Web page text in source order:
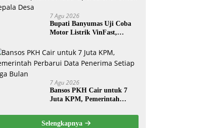
7 Agu 2026
Bupati Banyumas Uji Coba
Motor Listrik VinFast,
untuk Kepala Desa
7 Agu 2026
Bansos PKH Cair untuk 7
Juta KPM, Pemerintah
Setiap Tiga Bulan
Selengkapnya